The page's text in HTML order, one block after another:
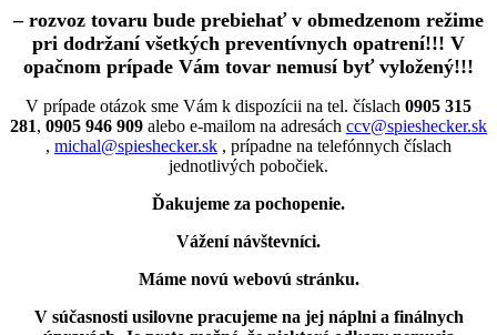
– rozvoz tovaru bude prebiehať v obmedzenom režime
pri dodržaní všetkých preventívnych opatrení!!! V
opačnom prípade Vám tovar nemusí byť vyložený!!!
V prípade otázok sme Vám k dispozícii na tel. číslach 0905 315
281, 0905 946 909 alebo e-mailom na adresách ccv@spieshecker.sk
, michal@spieshecker.sk , prípadne na telefónnych číslach
jednotlivých pobočiek.
Ďakujeme za pochopenie.
Vážení návštevníci.
Máme novú webovú stránku.
V súčasnosti usilovne pracujeme na jej náplni a finálnych